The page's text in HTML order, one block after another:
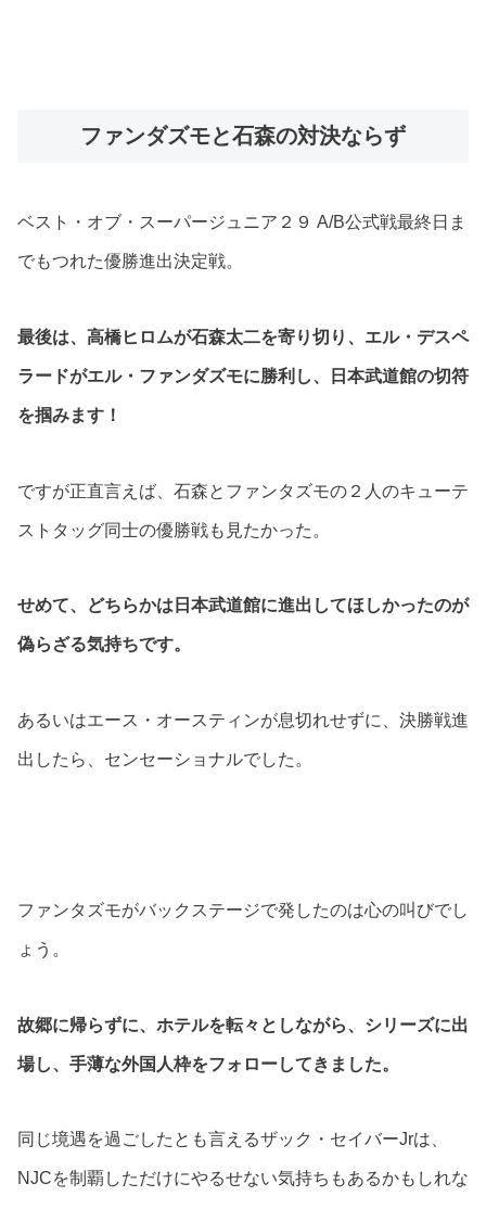
ファンダズモと石森の対決ならず
ベスト・オブ・スーパージュニア２９ A/B公式戦最終日ま
でもつれた優勝進出決定戦。
最後は、高橋ヒロムが石森太二を寄り切り、エル・デスペ
ラードがエル・ファンダズモに勝利し、日本武道館の切符
を掴みます！
ですが正直言えば、石森とファンタズモの２人のキューテ
ストタッグ同士の優勝戦も見たかった。
せめて、どちらかは日本武道館に進出してほしかったのが
偽らざる気持ちです。
あるいはエース・オースティンが息切れせずに、決勝戦進
出したら、センセーショナルでした。
ファンタズモがバックステージで発したのは心の叫びでし
ょう。
故郷に帰らずに、ホテルを転々としながら、シリーズに出
場し、手薄な外国人枠をフォローしてきました。
同じ境遇を過ごしたとも言えるザック・セイバーJrは、
NJCを制覇しただけにやるせない気持ちもあるかもしれな